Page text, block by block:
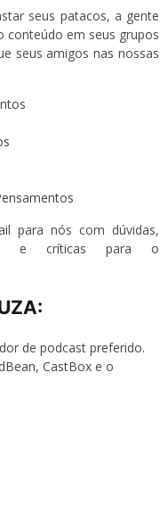
seus patacos, a gente
conteúdo em seus grupos
seus amigos nas nossas
para nós com dúvidas,
e críticas para o
de podcast preferido.
, CastBox e o